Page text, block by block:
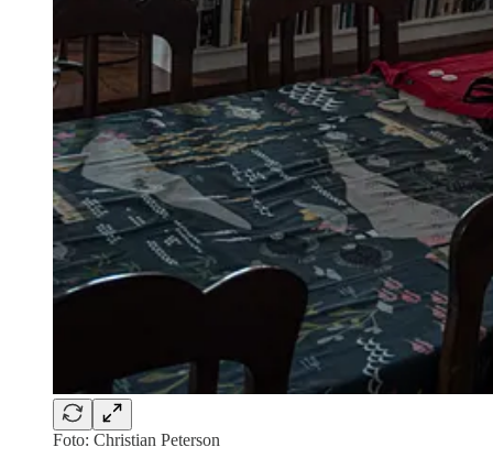
Foto: Christian Peterson